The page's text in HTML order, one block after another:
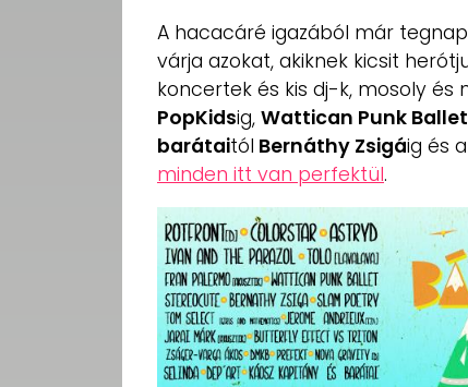
A hacacáré igazából már
várja azokat, akiknek kicsit
koncertek és kis dj-k, mosoly és
PopKidsig, Wattican Punk
barátaitól Bernáthy Zsigáig és a
minden itt van perfektül.